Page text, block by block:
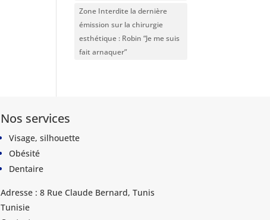
Zone Interdite la dernière
émission sur la chirurgie
esthétique : Robin “Je me suis
fait arnaquer”
Nos services
Visage, silhouette
Obésité
Dentaire
Adresse : 8 Rue Claude Bernard, Tunis
Tunisie